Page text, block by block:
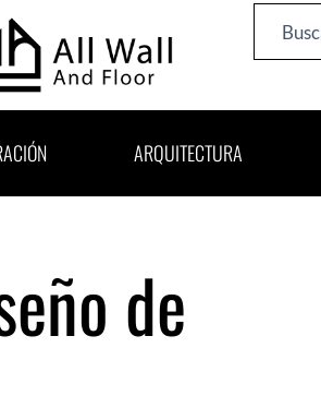
ARQUITECTURA
de